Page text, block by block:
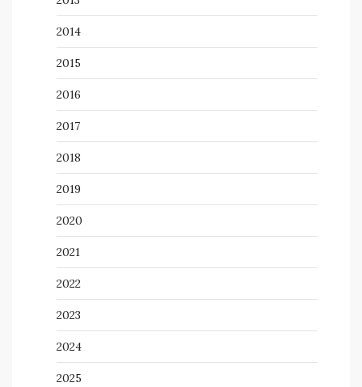
2014
2015
2016
2017
2018
2019
2020
2021
2022
2023
2024
2025